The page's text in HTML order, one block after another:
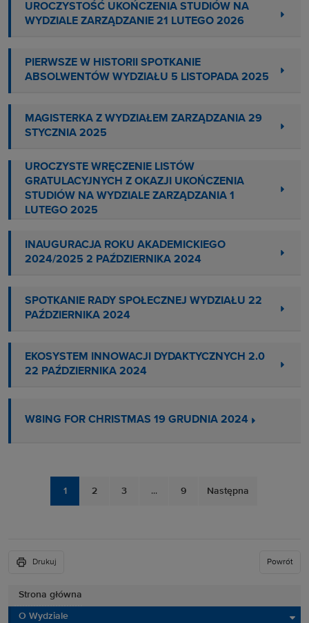
Strona główna
O Wydziale
UROCZYSTOŚĆ UKOŃCZENIA STUDIÓW NA
WYDZIALE ZARZĄDZANIE 21 LUTEGO 2026
PIERWSZE W HISTORII SPOTKANIE
ABSOLWENTÓW WYDZIAŁU 5 LISTOPADA 2025
MAGISTERKA Z WYDZIAŁEM ZARZĄDZANIA 29
STYCZNIA 2025
UROCZYSTE WRĘCZENIE LISTÓW
GRATULACYJNYCH Z OKAZJI UKOŃCZENIA
STUDIÓW NA WYDZIALE ZARZĄDZANIA 1
LUTEGO 2025
INAUGURACJA ROKU AKADEMICKIEGO
2024/2025 2 PAŹDZIERNIKA 2024
SPOTKANIE RADY SPOŁECZNEJ WYDZIAŁU 22
PAŹDZIERNIKA 2024
EKOSYSTEM INNOWACJI DYDAKTYCZNYCH 2.0
22 PAŹDZIERNIKA 2024
W8ING FOR CHRISTMAS 19 GRUDNIA 2024
1 2 3 ... 9 Następna
Drukuj Powrót